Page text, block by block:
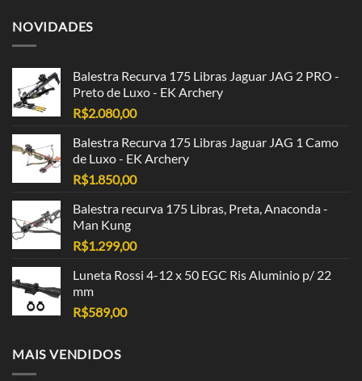
NOVIDADES
Balestra Recurva 175 Libras Jaguar JAG 2 PRO -
Preto de Luxo - EK Archery
R$2.080,00
Balestra Recurva 175 Libras Jaguar JAG 1 Camo
de Luxo - EK Archery
R$1.850,00
Balestra recurva 175 Libras, Preta, Anaconda -
Man Kung
R$1.299,00
Luneta Rossi 4-12 x 50 EGC Ris Aluminio p/ 22
mm
R$589,00
MAIS VENDIDOS